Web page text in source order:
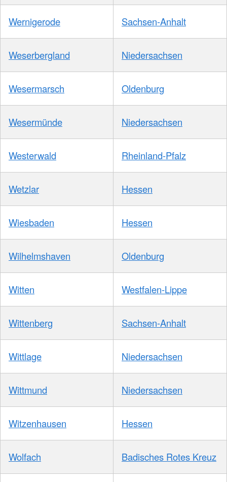
Wernigerode Sachsen-Anhalt
Weserbergland Niedersachsen
Wesermarsch Oldenburg
Wesermünde Niedersachsen
Westerwald Rheinland-Pfalz
Wetzlar Hessen
Wiesbaden Hessen
Wilhelmshaven Oldenburg
Witten Westfalen-Lippe
Wittenberg Sachsen-Anhalt
Wittlage Niedersachsen
Wittmund Niedersachsen
Witzenhausen Hessen
Wolfach Badisches Rotes Kreuz